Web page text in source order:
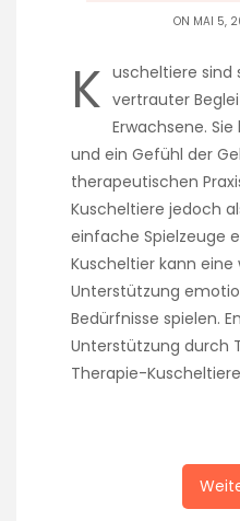
ON MAI 5,
K uscheltiere sind
vertrauter
Erwachsene.
und ein Gefühl der
therapeutischen
Kuscheltiere jedoch
einfache Spielzeuge
Kuscheltier kann eine
Unterstützung
Bedürfnisse spielen.
Unterstützung durch
Therapie-Kuscheltiere